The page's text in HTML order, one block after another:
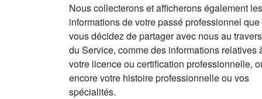
Nous collecterons et afficherons également les
informations de votre passé professionnel que
vous décidez de partager avec nous au travers
du Service, comme des informations relatives
votre licence ou certification professionnelle,
encore votre histoire professionnelle ou vos
spécialités.